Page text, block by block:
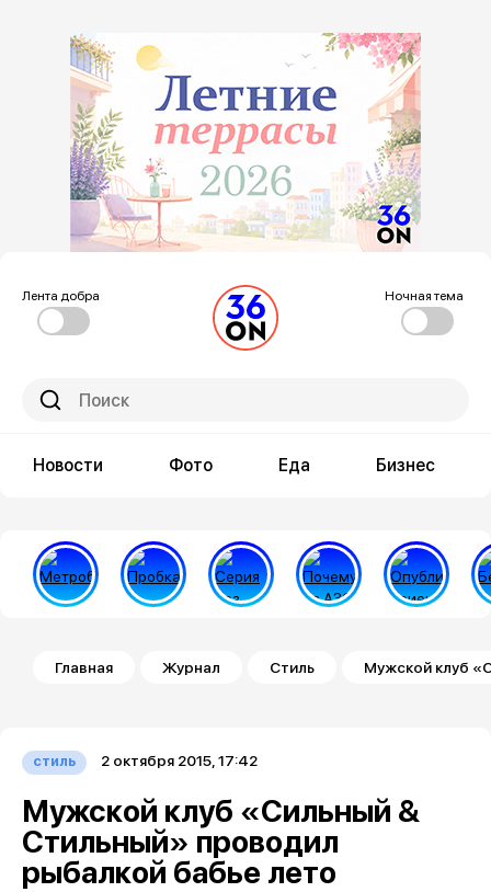
Лента добра Ночная тема
Новости Фото Еда Бизнес
Строка навигации
Главная Журнал Стиль Мужской клуб
стиль 2 октября 2015, 17:42
Мужской клуб «Сильный &
Стильный» проводил
рыбалкой бабье лето